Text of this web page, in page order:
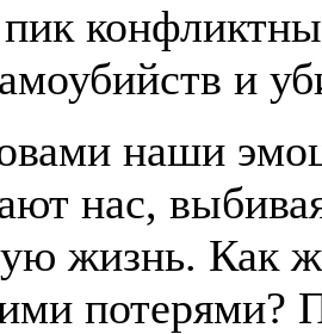
и
наши
нас,
жизнь. Как
потерями?